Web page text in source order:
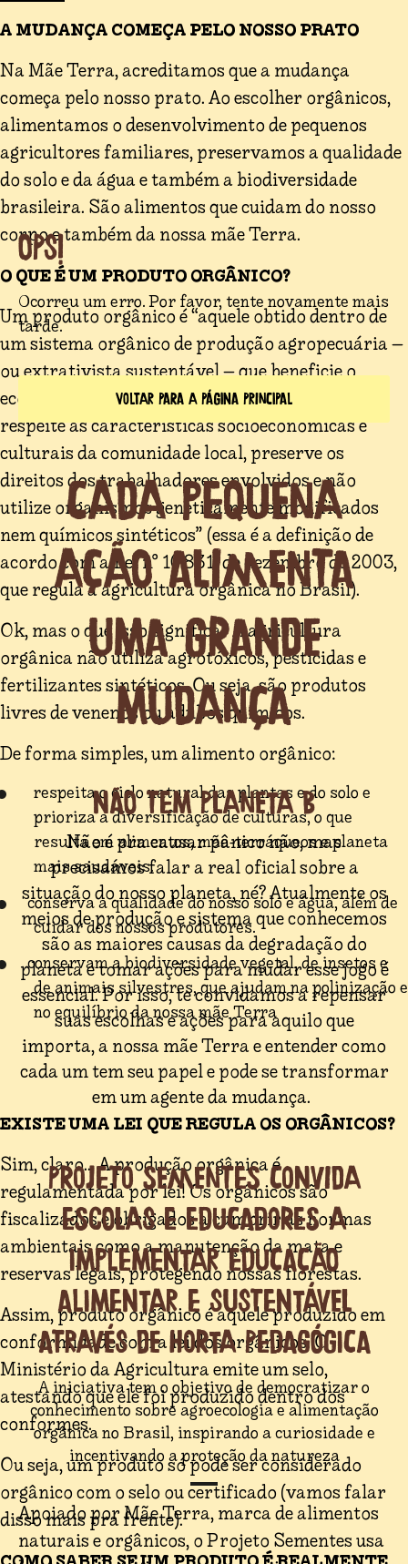
A MUDANÇA COMEÇA PELO NOSSO PRATO
Na Mãe Terra, acreditamos que a mudança
começa pelo nosso prato. Ao escolher orgânicos,
alimentamos o desenvolvimento de pequenos
agricultores familiares, preservamos a qualidade
do solo e da água e também a biodiversidade
brasileira. São alimentos que cuidam do nosso
corpo e também da nossa mãe Terra.
O QUE É UM PRODUTO ORGÂNICO?
Um produto orgânico é “aquele obtido dentro de
um sistema orgânico de produção agropecuária –
ou extrativista sustentável – que beneficie o
ecossistema local, proteja os recursos naturais,
respeite as características socioeconômicas e
culturais da comunidade local, preserve os
direitos dos trabalhadores envolvidos e não
utilize organismos geneticamente modificados
nem químicos sintéticos” (essa é a definição de
acordo com a Lei n° 10.831, de dezembro de 2003,
que regula a agricultura orgânica no Brasil).
Ok, mas o que isso significa? A agricultura
orgânica não utiliza agrotóxicos, pesticidas e
fertilizantes sintéticos. Ou seja, são produtos
livres de venenos ou adubos químicos.
De forma simples, um alimento orgânico:
respeita o ciclo natural das plantas e do solo e
prioriza a diversificação de culturas, o que
resulta em alimentos, mãe-terráqueos e planeta
mais saudáveis.
conserva a qualidade do nosso solo e água, além de
cuidar dos nossos produtores.
conservam a biodiversidade vegetal, de insetos e
de animais silvestres, que ajudam na polinização e
no equilíbrio da nossa mãe Terra
EXISTE UMA LEI QUE REGULA OS ORGÂNICOS?
Sim, claro... A produção orgânica é
regulamentada por lei! Os orgânicos são
fiscalizados e obrigados a cumprir as normas
ambientais como a manutenção da mata e
reservas legais, protegendo nossas florestas.
Assim, produto orgânico é aquele produzido em
conformidade com a lei dos orgânicos. O
Ministério da Agricultura emite um selo,
atestando que ele foi produzido dentro dos
conformes.
Ou seja, um produto só pode ser considerado
orgânico com o selo ou certificado (vamos falar
disso mais pra frente).
Ops!
Ocorreu um erro. Por favor, tente novamente mais
tarde.
VOLTAR PARA A PÁGINA PRINCIPAL
Cada Pequena
Ação Alimenta
Uma Grande
Mudança
NÃO TEM PLANETA B
Não é pra causar pânico não, mas
precisamos falar a real oficial sobre a
situação do nosso planeta, né? Atualmente os
meios de produção e sistema que conhecemos
são as maiores causas da degradação do
planeta e tomar ações para mudar esse jogo é
essencial. Por isso, te convidamos a repensar
suas escolhas e ações para aquilo que
importa, a nossa mãe Terra e entender como
cada um tem seu papel e pode se transformar
em um agente da mudança.
Projeto Sementes convida
escolas e educadores a
implementar educação
alimentar e sustentável
através de horta pedagógica
A iniciativa tem o objetivo de democratizar o
conhecimento sobre agroecologia e alimentação
orgânica no Brasil, inspirando a curiosidade e
incentivando a proteção da natureza
Apoiado por Mãe Terra, marca de alimentos
naturais e orgânicos, o Projeto Sementes usa